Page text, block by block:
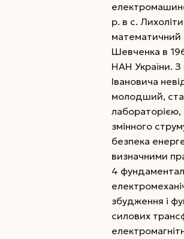
р. в с.
математичний
Шевченка в
НАН України.
Івановича
молодший,
змінного
безпека
визначними
4
збудження і
силових